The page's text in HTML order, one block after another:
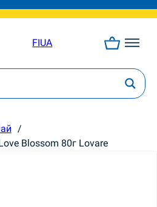
FIUA
/
Blossom 80г Lovare